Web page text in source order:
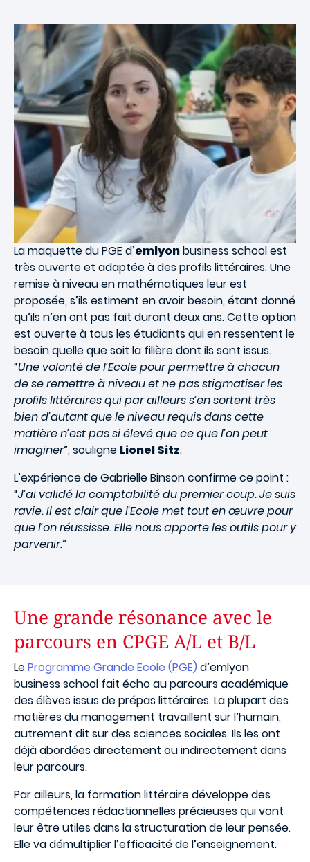
La maquette du PGE d’emlyonbusiness school est
très ouverte et adaptée à des profils littéraires. Une
remise à niveau en mathématiques leur est
proposée, s’ils estiment en avoir besoin, étant donné
qu’ils n’en ont pas fait durant deux ans. Cette option
est ouverte à tous les étudiants qui en ressentent le
besoin quelle que soit la filière dont ils sont issus.
“Une volonté de l’Ecole pour permettre à chacun
de se remettre à niveau et ne pas stigmatiser les
profils littéraires qui par ailleurs s’en sortent très
bien d’autant que le niveau requis dans cette
matière n’est pas si élevé que ce que l’on peut
imaginer”, souligne Lionel Sitz.
L’expérience de Gabrielle Binson confirme ce point :
“J’ai validé la comptabilité du premier coup. Je suis
ravie. Il est clair que l’Ecole met tout en œuvre pour
que l’on réussisse. Elle nous apporte les outils pour y
parvenir.”
Une grande résonance avec le
parcours en CPGE A/L et B/L
LeProgramme Grande Ecole (PGE) d’emlyon
business school fait écho au parcours académique
des élèves issus de prépas littéraires. La plupart des
matières du management travaillent sur l’humain,
autrement dit sur des sciences sociales. Ils les ont
déjà abordées directement ou indirectement dans
leur parcours.
Par ailleurs, la formation littéraire développe des
compétences rédactionnelles précieuses qui vont
leur être utiles dans la structuration de leur pensée.
Elle va démultiplier l’efficacité de l’enseignement.